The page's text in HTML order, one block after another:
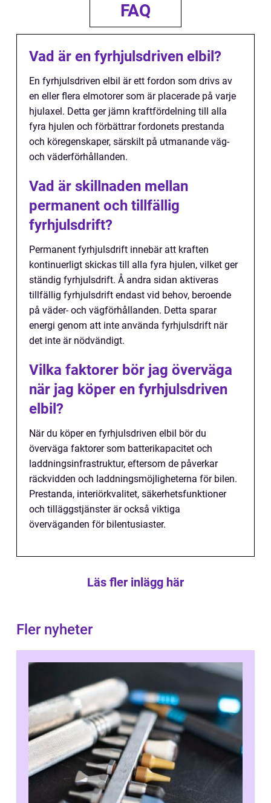
FAQ
Vad är en fyrhjulsdriven elbil?
En fyrhjulsdriven elbil är ett fordon som drivs av
en eller flera elmotorer som är placerade på varje
hjulaxel. Detta ger jämn kraftfördelning till alla
fyra hjulen och förbättrar fordonets prestanda
och köregenskaper, särskilt på utmanande väg-
och väderförhållanden.
Vad är skillnaden mellan
permanent och tillfällig
fyrhjulsdrift?
Permanent fyrhjulsdrift innebär att kraften
kontinuerligt skickas till alla fyra hjulen, vilket ger
ständig fyrhjulsdrift. Å andra sidan aktiveras
tillfällig fyrhjulsdrift endast vid behov, beroende
på väder- och vägförhållanden. Detta sparar
energi genom att inte använda fyrhjulsdrift när
det inte är nödvändigt.
Vilka faktorer bör jag överväga
när jag köper en fyrhjulsdriven
elbil?
När du köper en fyrhjulsdriven elbil bör du
överväga faktorer som batterikapacitet och
laddningsinfrastruktur, eftersom de påverkar
räckvidden och laddningsmöjligheterna för bilen.
Prestanda, interiörkvalitet, säkerhetsfunktioner
och tilläggstjänster är också viktiga
överväganden för bilentusiaster.
Läs fler inlägg här
Fler nyheter